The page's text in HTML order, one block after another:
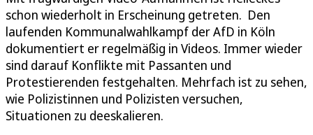
schon wiederholt in Erscheinung getreten. Den
laufenden Kommunalwahlkampf der AfD in Köln
dokumentiert er regelmäßig in Videos. Immer wieder
sind darauf Konflikte mit Passanten und
Protestierenden festgehalten. Mehrfach ist zu sehen,
wie Polizistinnen und Polizisten versuchen,
Situationen zu deeskalieren.